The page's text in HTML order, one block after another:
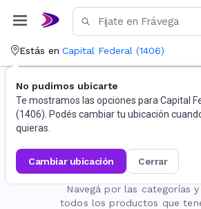
Estás en Capital Federal (1406)
No pudimos ubicarte
Te mostramos las opciones para Capital
(1406). Podés cambiar tu ubicación
quieras.
cambiar ubicación cerrar
La página no
Navegá por las categorías
todos los productos que